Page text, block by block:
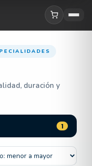
duración y
1